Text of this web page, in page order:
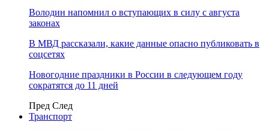
Володин напомнил о вступающих в силу с августа
законах
В МВД рассказали, какие данные опасно публиковать в
соцсетях
Новогодние праздники в России в следующем году
сократятся до 11 дней
Пред След
Транспорт